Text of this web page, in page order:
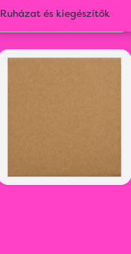
Ruházat és kiegészítők